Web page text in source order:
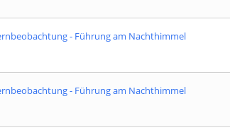
- Führung am Nachthimmel
- Führung am Nachthimmel